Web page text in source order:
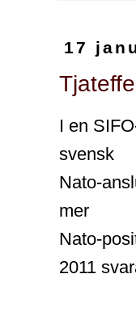
17
I en
svensk
Nato-
mer
Nato-
2011